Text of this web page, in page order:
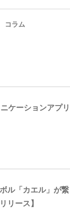
コラム
ケーションアプ
ル「カエル」が
リース】